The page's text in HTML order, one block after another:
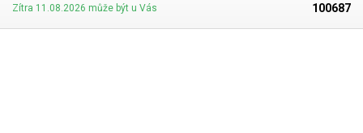
Zítra 11.08.2026 může být u Vás
100687